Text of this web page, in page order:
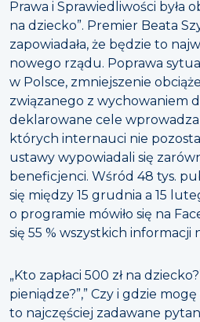
Prawa i Sprawiedliwości była
na dziecko”. Premier Beata
zapowiadała, że będzie to
nowego rządu. Poprawa
w Polsce, zmniejszenie
związanego z wychowaniem
deklarowane cele
których internauci nie
ustawy wypowiadali się
beneficjenci. Wśród 48 tys.
się między 15 grudnia a 15
o programie mówiło się na
się 55 % wszystkich informacji
„Kto zapłaci 500 zł na
pieniądze?”,” Czy i gdzie
to najczęściej zadawane